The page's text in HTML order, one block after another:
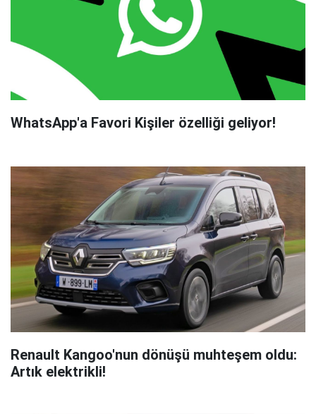
WhatsApp'a Favori Kişiler özelliği geliyor!
Renault Kangoo'nun dönüşü muhteşem oldu:
Artık elektrikli!